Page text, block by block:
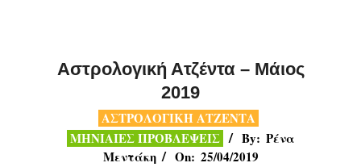
Αστρολογική Ατζέντα – Μάιος
2019
ΑΣΤΡΟΛΟΓΙΚΗ ΑΤΖΕΝΤΑ
ΜΗΝΙΑΙΕΣ ΠΡΟΒΛΕΨΕΙΣ
By: Ρένα
Μεντάκη
On: 25/04/2019